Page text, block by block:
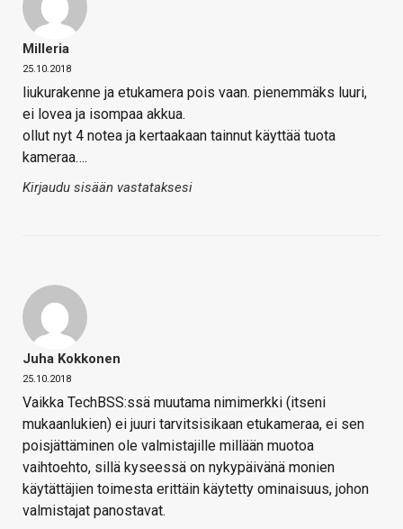
Milleria
25.10.2018
liukurakenne ja etukamera pois vaan. pienemmäks luuri,
ei lovea ja isompaa akkua.
ollut nyt 4 notea ja kertaakaan tainnut käyttää tuota
kameraa….
Kirjaudu sisään vastataksesi
Juha Kokkonen
25.10.2018
Vaikka TechBSS:ssä muutama nimimerkki (itseni
mukaanlukien) ei juuri tarvitsisikaan etukameraa, ei sen
poisjättäminen ole valmistajille millään muotoa
vaihtoehto, sillä kyseessä on nykypäivänä monien
käytättäjien toimesta erittäin käytetty ominaisuus, johon
valmistajat panostavat.